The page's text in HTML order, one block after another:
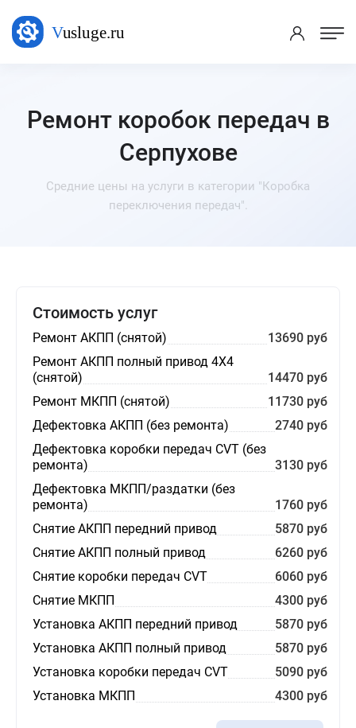
Ремонт коробок передач в
Серпухове
Средние цены на услуги в категории "Коробка
переключения передач".
Стоимость услуг
Ремонт АКПП (снятой)
13690 руб
Ремонт АКПП полный привод 4Х4
(снятой)
14470 руб
Ремонт МКПП (снятой)
11730 руб
Дефектовка АКПП (без ремонта)
2740 руб
Дефектовка коробки передач CVT (без
ремонта)
3130 руб
Дефектовка МКПП/раздатки (без
ремонта)
1760 руб
Снятие АКПП передний привод
5870 руб
Снятие АКПП полный привод
6260 руб
Снятие коробки передач CVT
6060 руб
Снятие МКПП
4300 руб
Установка АКПП передний привод
5870 руб
Установка АКПП полный привод
5870 руб
Установка коробки передач CVT
5090 руб
Установка МКПП
4300 руб